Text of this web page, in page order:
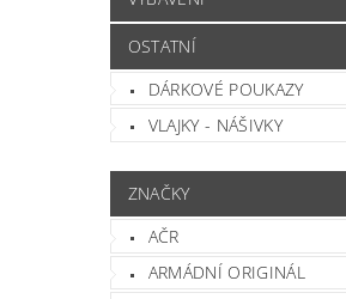
OSTATNÍ
DÁRKOVÉ POUKAZY
VLAJKY - NÁŠIVKY
ZNAČKY
AČR
ARMÁDNÍ ORIGINÁL